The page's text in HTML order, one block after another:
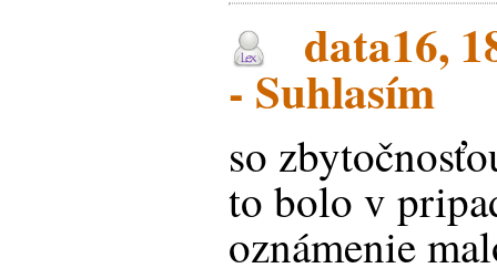
data16,
- Suhlasím
so
to bolo v
oznámenie